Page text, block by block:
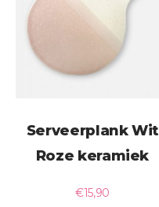
Serveerplank Wit
Roze keramiek
€15,90